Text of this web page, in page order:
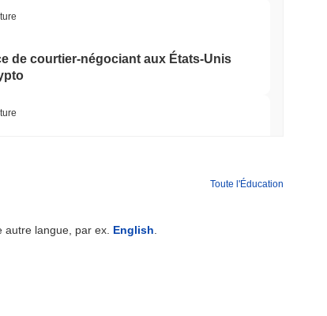
de courtier-négociant aux États-Unis
Toute l'Éducation
langue, par ex. English